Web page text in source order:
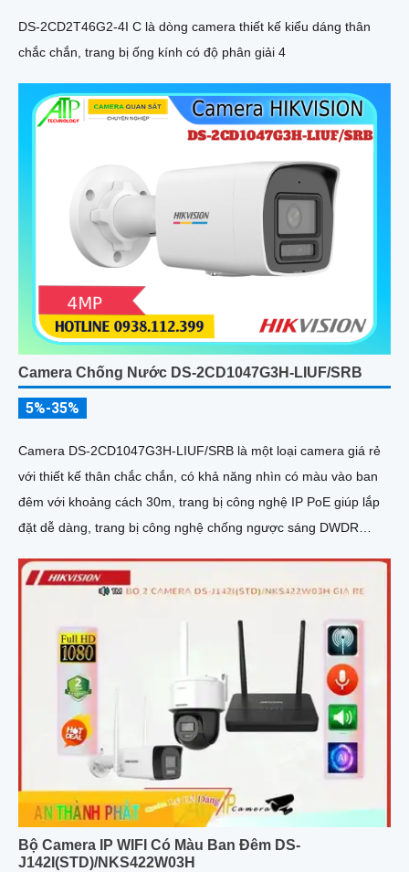
DS-2CD2T46G2-4I C là dòng camera thiết kế kiểu dáng thân
chắc chắn, trang bị ống kính có độ phân giải 4
Camera Chống Nước DS-2CD1047G3H-LIUF/SRB
5%-35%
Camera DS-2CD1047G3H-LIUF/SRB là một loại camera giá rẻ
với thiết kế thân chắc chắn, có khả năng nhìn có màu vào ban
đêm với khoảng cách 30m, trang bị công nghệ IP PoE giúp lắp
đặt dễ dàng, trang bị công nghệ chống ngược sáng DWDR
Bộ Camera IP WIFI Có Màu Ban Đêm DS-
J142I(STD)/NKS422W03H